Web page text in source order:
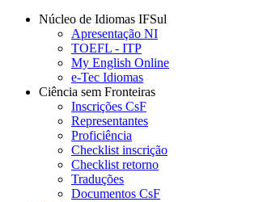
Núcleo de Idiomas IFSul
Apresentação NI
TOEFL - ITP
My English Online
e-Tec Idiomas
Ciência sem Fronteiras
Inscrições CsF
Representantes
Proficiência
Checklist inscrição
Checklist retorno
Traduções
Documentos CsF